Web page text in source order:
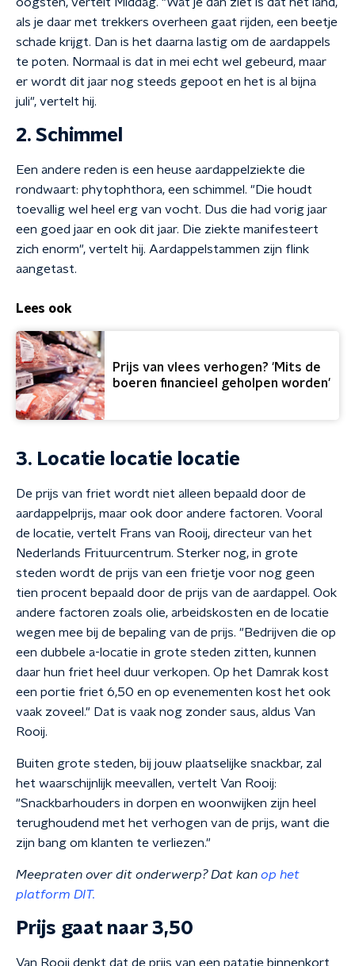
als je daar met trekkers overheen gaat rijden, een beetje
schade krijgt. Dan is het daarna lastig om de aardappels
te poten. Normaal is dat in mei echt wel gebeurd, maar
er wordt dit jaar nog steeds gepoot en het is al bijna
juli", vertelt hij.
2. Schimmel
Een andere reden is een heuse aardappelziekte die
rondwaart: phytophthora, een schimmel. "Die houdt
toevallig wel heel erg van vocht. Dus die had vorig jaar
een goed jaar en ook dit jaar. Die ziekte manifesteert
zich enorm", vertelt hij. Aardappelstammen zijn flink
aangetast.
Lees ook
Prijs van vlees verhogen? 'Mits de
boeren financieel geholpen worden'
3. Locatie locatie locatie
De prijs van friet wordt niet alleen bepaald door de
aardappelprijs, maar ook door andere factoren. Vooral
de locatie, vertelt Frans van Rooij, directeur van het
Nederlands Frituurcentrum. Sterker nog, in grote
steden wordt de prijs van een frietje voor nog geen
tien procent bepaald door de prijs van de aardappel. Ook
andere factoren zoals olie, arbeidskosten en de locatie
wegen mee bij de bepaling van de prijs. "Bedrijven die op
een dubbele a-locatie in grote steden zitten, kunnen
daar hun friet heel duur verkopen. Op het Damrak kost
een portie friet 6,50 en op evenementen kost het ook
vaak zoveel." Dat is vaak nog zonder saus, aldus Van
Rooij.
Buiten grote steden, bij jouw plaatselijke snackbar, zal
het waarschijnlijk meevallen, vertelt Van Rooij:
"Snackbarhouders in dorpen en woonwijken zijn heel
terughoudend met het verhogen van de prijs, want die
zijn bang om klanten te verliezen."
Meepraten over dit onderwerp? Dat kan op het
platform DIT.
Prijs gaat naar 3,50
Van Rooij denkt dat de prijs van een patatje binnenkort